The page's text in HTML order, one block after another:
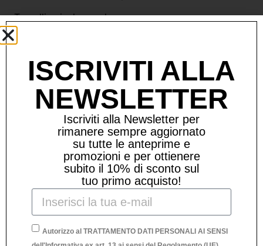
Tracollina inclusa color marrone.
Prodotti Correlati
ISCRIVITI ALLA
NEWSLETTER
Iscriviti alla Newsletter per
rimanere sempre aggiornato
su tutte le anteprime e
promozioni e per ottienere
subito il 10% di sconto sul
tuo primo acquisto!
Autorizzo al TRATTAMENTO DATI PERSONALI AI SENSI